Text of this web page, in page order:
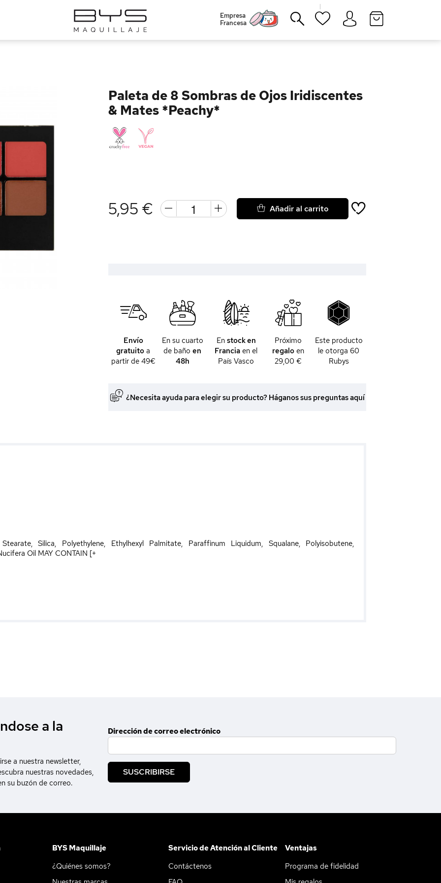
|
Empresa
Francesa
Paleta de 8 Sombras de Ojos Iridiscentes
& Mates *Peachy*
5,95 € Añadir al carrito
Envío
gratuito a
partir de 49€
En su cuarto
de bañoen
48h
En stock en
Francia en el
País Vasco
Próximo
regalo en
29,00 €
Este producto
le otorga60
Rubys
¿Necesita ayuda para elegir su producto? Háganos sus preguntas aquí
Silica, Polyethylene, Ethylhexyl Palmitate, Paraffinum Liquidum, Squalane, Polyisobutene,
Oil MAY CONTAIN [+
a la
a nuestra newsletter,
nuestras novedades,
su buzón de correo.
Dirección de correo electrónico
SUSCRIBIRSE
BYS Maquillaje
¿Quiénes somos?
Servicio de Atención al Cliente
Contáctenos
Ventajas
Programa de fidelidad